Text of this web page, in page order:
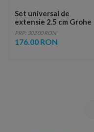
Set universal de
extensie 2.5 cm Grohe
Rapido SmartBox
PRP: 303.00 RON
176.00 RON